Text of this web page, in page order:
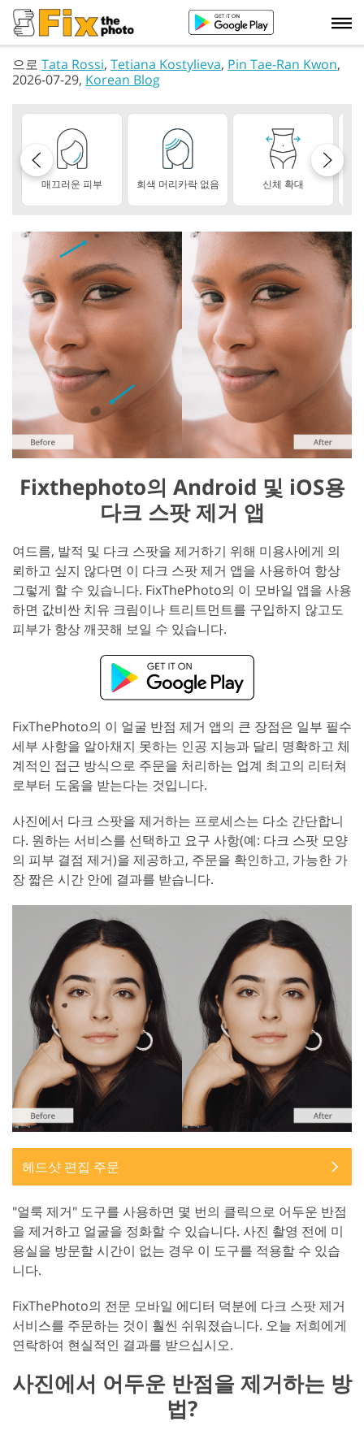
으로 Tata Rossi, Tetiana Kostylieva, Pin Tae-Ran Kwon,
2026-07-29, Korean Blog
매끄러운 피부 회색 머리카락 없음 신체 확대
Fixthephoto의 Android 및 iOS용
다크 스팟 제거 앱
여드름, 발적 및 다크 스팟을 제거하기 위해 미용사에게 의
뢰하고 싶지 않다면 이 다크 스팟 제거 앱을 사용하여 항상
그렇게 할 수 있습니다. FixThePhoto의 이 모바일 앱을 사용
하면 값비싼 치유 크림이나 트리트먼트를 구입하지 않고도
피부가 항상 깨끗해 보일 수 있습니다.
FixThePhoto의 이 얼굴 반점 제거 앱의 큰 장점은 일부 필수
세부 사항을 알아채지 못하는 인공 지능과 달리 명확하고 체
계적인 접근 방식으로 주문을 처리하는 업계 최고의 리터쳐
로부터 도움을 받는다는 것입니다.
사진에서 다크 스팟을 제거하는 프로세스는 다소 간단합니
다. 원하는 서비스를 선택하고 요구 사항(예: 다크 스팟 모양
의 피부 결점 제거)을 제공하고, 주문을 확인하고, 가능한 가
장 짧은 시간 안에 결과를 받습니다.
헤드샷 편집 주문
"얼룩 제거" 도구를 사용하면 몇 번의 클릭으로 어두운 반점
을 제거하고 얼굴을 정화할 수 있습니다. 사진 촬영 전에 미
용실을 방문할 시간이 없는 경우 이 도구를 적용할 수 있습
니다.
FixThePhoto의 전문 모바일 에디터 덕분에 다크 스팟 제거
서비스를 주문하는 것이 훨씬 쉬워졌습니다. 오늘 저희에게
연락하여 현실적인 결과를 받으십시오.
사진에서 어두운 반점을 제거하는 방
법?